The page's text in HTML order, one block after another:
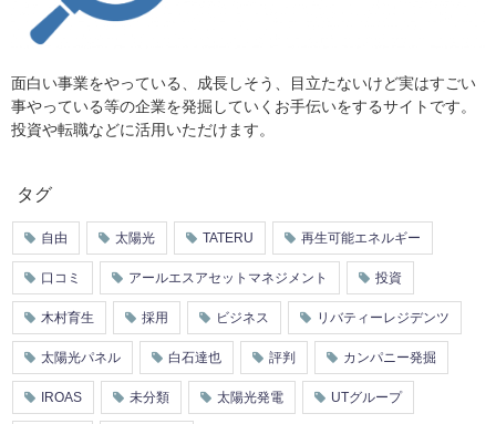
面白い事業をやっている、成長しそう、目立たないけど実はすごい
事やっている等の企業を発掘していくお手伝いをするサイトです。
投資や転職などに活用いただけます。
タグ
自由 太陽光 TATERU 再生可能エネルギー
口コミ アールエスアセットマネジメント 投資
木村育生 採用 ビジネス リバティーレジデンツ
太陽光パネル 白石達也 評判 カンパニー発掘
IROAS 未分類 太陽光発電 UTグループ